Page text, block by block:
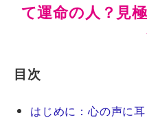
て運命の人？見
目次
はじめに：心の声に